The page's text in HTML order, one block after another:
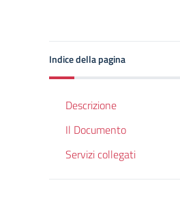
Indice della pagina
Descrizione
Il Documento
Servizi collegati